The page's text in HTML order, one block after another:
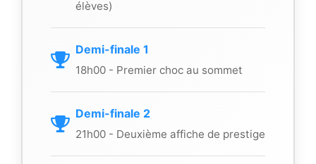
élèves)
Demi-finale 1
18h00 - Premier choc au sommet
Demi-finale 2
21h00 - Deuxième affiche de prestige